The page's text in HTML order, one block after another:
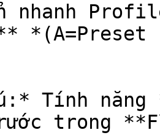
nhanh
*(A=Preset
Tính năng
trong